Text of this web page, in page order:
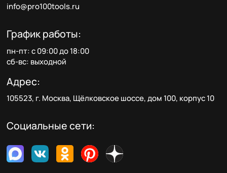
info@pro100tools.ru
График работы:
пн-пт: с 09:00 до 18:00
сб-вс: выходной
Адрес:
105523, г. Москва, Щёлковское шоссе, дом 100, корпус 10
Социальные сети: